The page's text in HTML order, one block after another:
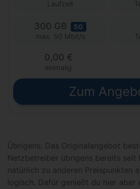
Laufzeit
300 GB 5G
max. 50 Mbit/s
0,00 €
einmalig
Zum
Übrigens: Das Originalangebot
Netzbetreiber übrigens bereits seit
natürlich zu anderen Preispunkten
logisch. Dafür genießt du hier aber